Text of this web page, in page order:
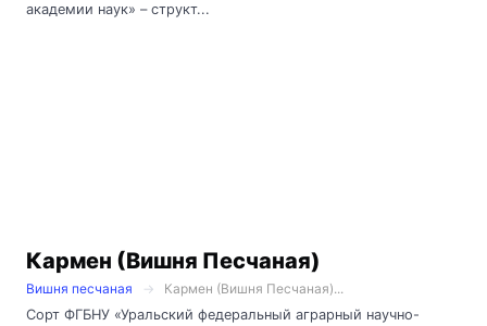
академии наук» – структ...
Кармен (Вишня Песчаная)
Вишня песчаная
Кармен (Вишня Песчаная)...
Сорт ФГБНУ «Уральский федеральный аграрный научно-